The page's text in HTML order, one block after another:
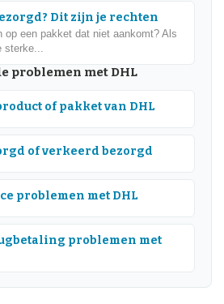
Dit zijn je rechten
op een pakket dat niet aankomt? Als
problemen met DHL
of pakket van DHL
of verkeerd bezorgd
problemen met DHL
problemen met